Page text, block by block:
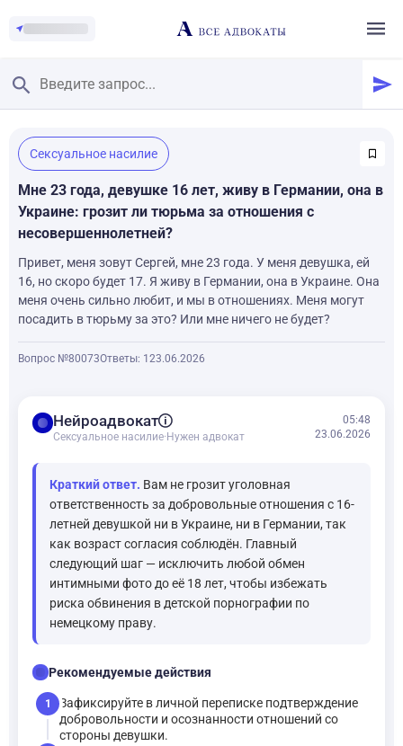
Главная
Смотреть заданные вопросы
/
Задать вопрос
Сексуальное насилие
Мне 23 года, девушке 16 лет, живу в Германии, она в
Украине: грозит ли тюрьма за отношения с
несовершеннолетней?
Привет, меня зовут Сергей, мне 23 года. У меня девушка, ей
16, но скоро будет 17. Я живу в Германии, она в Украине. Она
меня очень сильно любит, и мы в отношениях. Меня могут
посадить в тюрьму за это? Или мне ничего не будет?
Вопрос №80073Ответы: 1 23.06.2026
balanceНейроадвокат
Сексуальное насилие· Нужен адвокат
05:48
23.06.2026
Краткий ответ. Вам не грозит уголовная
ответственность за добровольные отношения с 16-
летней девушкой ни в Украине, ни в Германии, так
как возраст согласия соблюдён. Главный
следующий шаг — исключить любой обмен
интимными фото до её 18 лет, чтобы избежать
риска обвинения в детской порнографии по
немецкому праву.
checklistРекомендуемые действия
1
Зафиксируйте в личной переписке подтверждение
добровольности и осознанности отношений со
стороны девушки.